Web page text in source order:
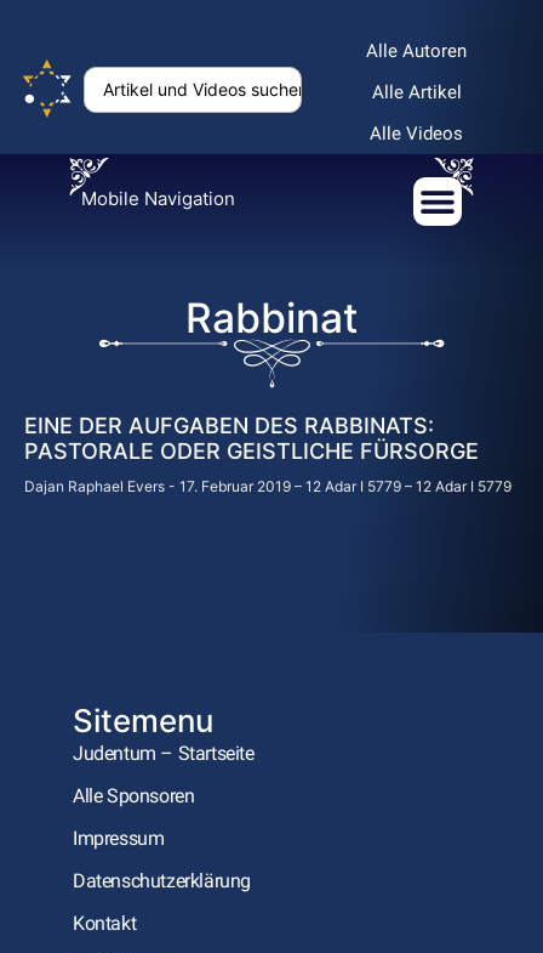
Alle Autoren
Alle Artikel
Alle Videos
Mobile Navigation
Rabbinat
EINE DER AUFGABEN DES RABBINATS:
PASTORALE ODER GEISTLICHE FÜRSORGE
Dajan Raphael Evers 17. Februar 2019 – 12 Adar I 5779 – 12 Adar I 5779
Sitemenu
Judentum – Startseite
Alle Sponsoren
Impressum
Datenschutzerklärung
Kontakt